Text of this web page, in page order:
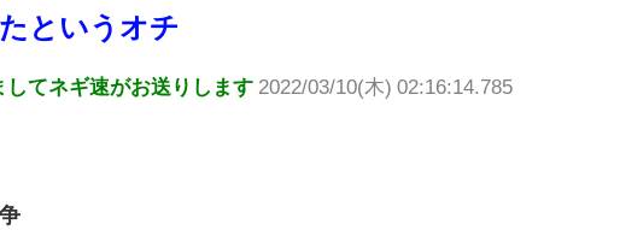
というオチ
してネギ速がお送りします 2022/03/10(木) 02:16:14.785